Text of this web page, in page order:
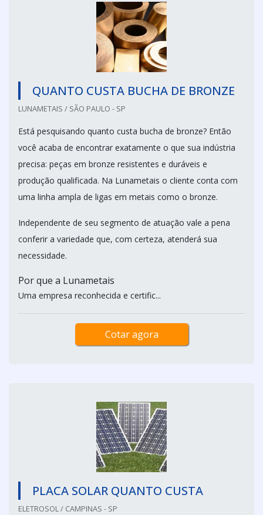
QUANTO CUSTA BUCHA DE BRONZE
LUNAMETAIS / SÃO PAULO - SP
Está pesquisando quanto custa bucha de bronze? Então
você acaba de encontrar exatamente o que sua indústria
precisa: peças em bronze resistentes e duráveis e
produção qualificada. Na Lunametais o cliente conta com
uma linha ampla de ligas em metais como o bronze.
Independente de seu segmento de atuação vale a pena
conferir a variedade que, com certeza, atenderá sua
necessidade.
Por que a Lunametais
Uma empresa reconhecida e certific...
Cotar agora
PLACA SOLAR QUANTO CUSTA
ELETROSOL / CAMPINAS - SP